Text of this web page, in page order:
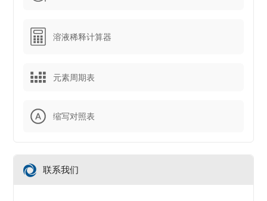
溶液稀释计算器
元素周期表
缩写对照表
联系我们